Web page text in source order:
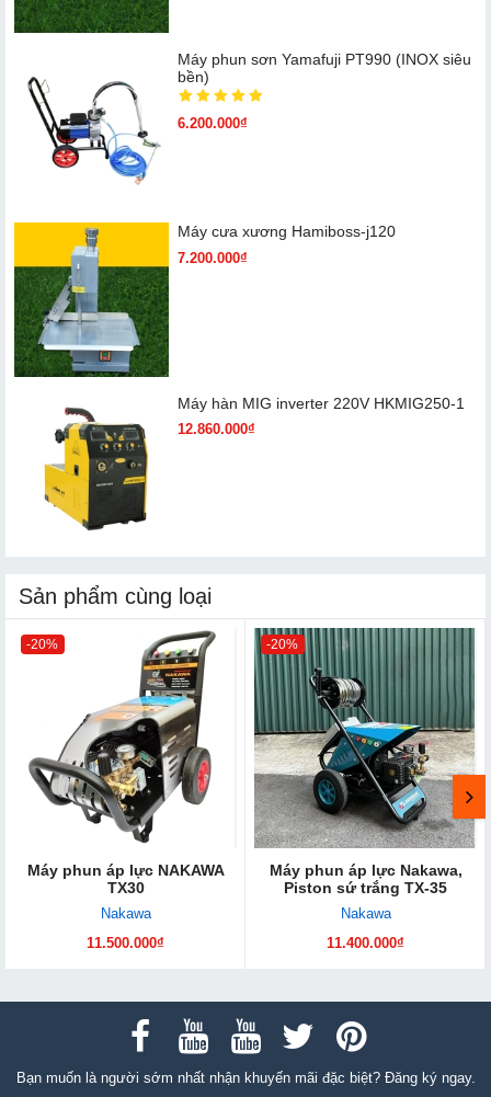
Máy phun sơn Yamafuji PT990 (INOX siêu
bền)
6.200.000₫
Máy cưa xương Hamiboss-j120
7.200.000₫
Máy hàn MIG inverter 220V HKMIG250-1
12.860.000₫
Sản phẩm cùng loại
-20%
Máy phun áp lực NAKAWA
TX30
Nakawa
11.500.000₫
-20%
Máy phun áp lực Nakawa,
Piston sứ trắng TX-35
Nakawa
11.400.000₫
Bạn muốn là người sớm nhất nhận khuyến mãi đặc biệt? Đăng ký ngay.